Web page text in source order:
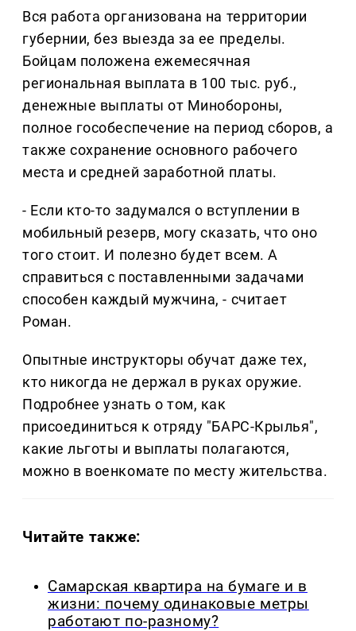
Вся работа организована на территории
губернии, без выезда за ее пределы.
Бойцам положена ежемесячная
региональная выплата в 100 тыс. руб.,
денежные выплаты от Минобороны,
полное гособеспечение на период сборов, а
также сохранение основного рабочего
места и средней заработной платы.
- Если кто-то задумался о вступлении в
мобильный резерв, могу сказать, что оно
того стоит. И полезно будет всем. А
справиться с поставленными задачами
способен каждый мужчина, - считает
Роман.
Опытные инструкторы обучат даже тех,
кто никогда не держал в руках оружие.
Подробнее узнать о том, как
присоединиться к отряду "БАРС-Крылья",
какие льготы и выплаты полагаются,
можно в военкомате по месту жительства.
Читайте также:
Самарская квартира на бумаге и в
жизни: почему одинаковые метры
работают по-разному?